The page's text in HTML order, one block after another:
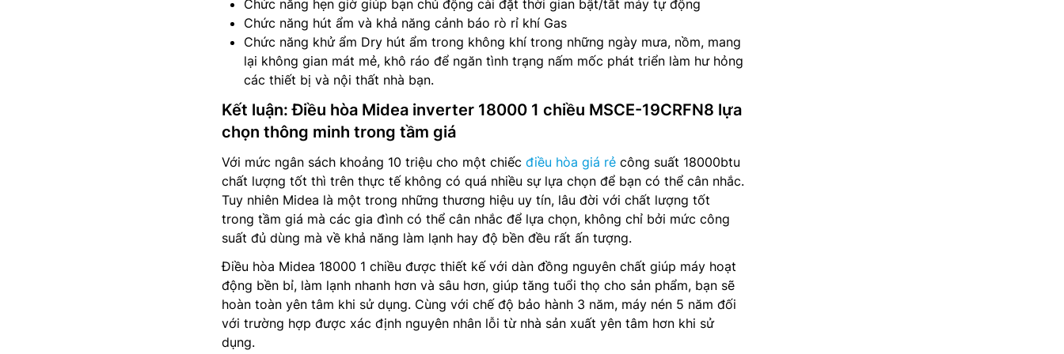
Chức năng hẹn giờ giúp bạn chủ động cài đặt thời gian bật/tắt máy tự động
Chức năng hút ẩm và khả năng cảnh báo rò rỉ khí Gas
Chức năng khử ẩm Dry hút ẩm trong không khí trong những ngày mưa, nồm, mang
lại không gian mát mẻ, khô ráo để ngăn tình trạng nấm mốc phát triển làm hư hỏng
các thiết bị và nội thất nhà bạn.
Kết luận: Điều hòa Midea inverter 18000 1 chiều MSCE-19CRFN8 lựa
chọn thông minh trong tầm giá
Với mức ngân sách khoảng 10 triệu cho một chiếc điều hòa giá rẻ công suất 18000btu
chất lượng tốt thì trên thực tế không có quá nhiều sự lựa chọn để bạn có thể cân nhắc.
Tuy nhiên Midea là một trong những thương hiệu uy tín, lâu đời với chất lượng tốt
trong tầm giá mà các gia đình có thể cân nhắc để lựa chọn, không chỉ bởi mức công
suất đủ dùng mà về khả năng làm lạnh hay độ bền đều rất ấn tượng.
Điều hòa Midea 18000 1 chiều được thiết kế với dàn đồng nguyên chất giúp máy hoạt
động bền bỉ, làm lạnh nhanh hơn và sâu hơn, giúp tăng tuổi thọ cho sản phẩm, bạn sẽ
hoàn toàn yên tâm khi sử dụng. Cùng với chế độ bảo hành 3 năm, máy nén 5 năm đối
với trường hợp được xác định nguyên nhân lỗi từ nhà sản xuất yên tâm hơn khi sử
dụng.